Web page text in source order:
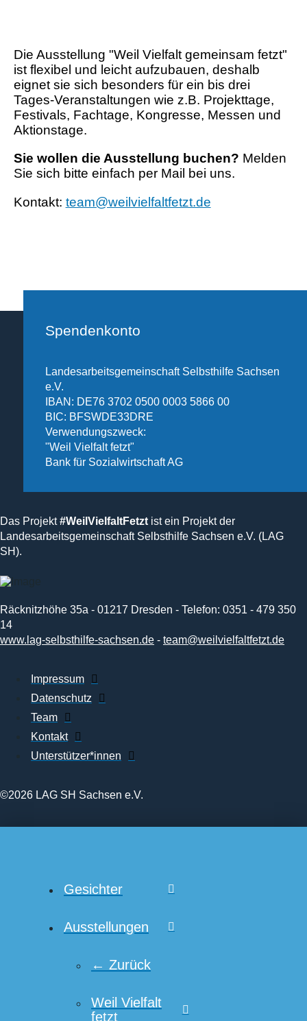
Die Ausstellung "Weil Vielfalt gemeinsam fetzt"
ist flexibel und leicht aufzubauen, deshalb
eignet sie sich besonders für ein bis drei
Tages-Veranstaltungen wie z.B. Projekttage,
Festivals, Fachtage, Kongresse, Messen und
Aktionstage.
Sie wollen die Ausstellung buchen? Melden
Sie sich bitte einfach per Mail bei uns.
Kontakt: team@weilvielfaltfetzt.de
Spendenkonto
Landesarbeitsgemeinschaft Selbsthilfe Sachsen
e.V.
IBAN: DE76 3702 0500 0003 5866 00
BIC: BFSWDE33DRE
Verwendungszweck:
"Weil Vielfalt fetzt"
Bank für Sozialwirtschaft AG
Das Projekt#WeilVielfaltFetzt ist ein Projekt der
Landesarbeitsgemeinschaft Selbsthilfe Sachsen e.V. (LAG
SH).
Räcknitzhöhe 35a - 01217 Dresden - Telefon: 0351 - 479 350
14
www.lag-selbsthilfe-sachsen.de - team@weilvielfaltfetzt.de
Impressum
Datenschutz
Team
Kontakt
Unterstützer*innen
©2026 LAG SH Sachsen e.V.
Gesichter
Ausstellungen
← Zurück
Weil Vielfalt
fetzt